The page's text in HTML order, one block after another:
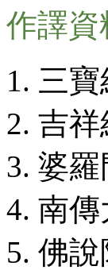
作譯資
三寶
吉祥
婆羅
南傳
佛說